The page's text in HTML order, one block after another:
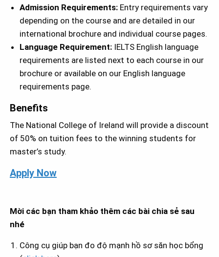
Admission Requirements: Entry requirements vary
depending on the course and are detailed in our
international brochure and individual course pages.
Language Requirement: IELTS English language
requirements are listed next to each course in our
brochure or available on our English language
requirements page.
Benefits
The National College of Ireland will provide a discount
of 50% on tuition fees to the winning students for
master’s study.
Apply Now
Mời các bạn tham khảo thêm các bài chia sẻ sau
nhé
Công cụ giúp bạn đo độ mạnh hồ sơ săn học bổng